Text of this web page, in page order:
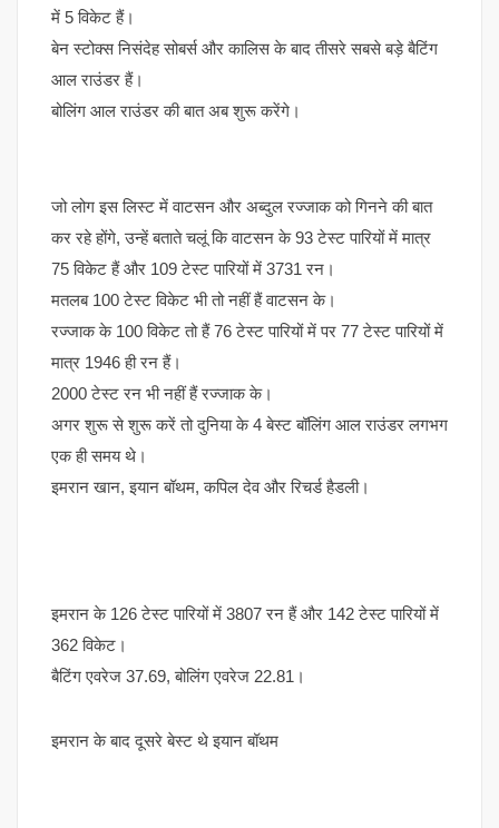
में 5 विकेट हैं।
बेन स्टोक्स निसंदेह सोबर्स और कालिस के बाद तीसरे सबसे बड़े बैटिंग
आल राउंडर हैं।
बोलिंग आल राउंडर की बात अब शुरू करेंगे।
जो लोग इस लिस्ट में वाटसन और अब्दुल रज्जाक को गिनने की बात
कर रहे होंगे, उन्हें बताते चलूं कि वाटसन के 93 टेस्ट पारियों में मात्र
75 विकेट हैं और 109 टेस्ट पारियों में 3731 रन।
मतलब 100 टेस्ट विकेट भी तो नहीं हैं वाटसन के।
रज्जाक के 100 विकेट तो हैं 76 टेस्ट पारियों में पर 77 टेस्ट पारियों में
मात्र 1946 ही रन हैं।
2000 टेस्ट रन भी नहीं हैं रज्जाक के।
अगर शुरू से शुरू करें तो दुनिया के 4 बेस्ट बॉलिंग आल राउंडर लगभग
एक ही समय थे।
इमरान खान, इयान बॉथम, कपिल देव और रिचर्ड हैडली।
इमरान के 126 टेस्ट पारियों में 3807 रन हैं और 142 टेस्ट पारियों में
362 विकेट।
बैटिंग एवरेज 37.69, बोलिंग एवरेज 22.81।
इमरान के बाद दूसरे बेस्ट थे इयान बॉथम